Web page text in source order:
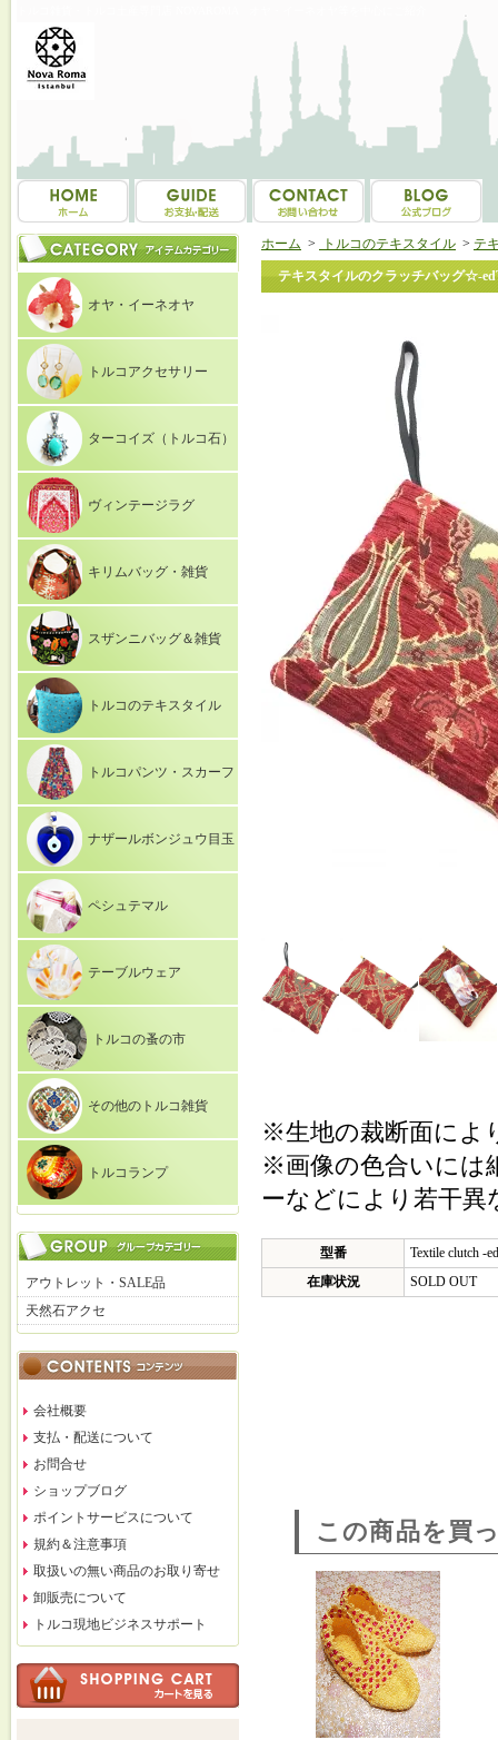
オヤ・イーネオヤ
トルコアクセサリー
ターコイズ（トルコ石）
ヴィンテージラグ
キリムバッグ・雑貨
スザンニバッグ＆雑貨
トルコのテキスタイル
トルコパンツ・スカーフ
ナザールボンジュウ目玉
ペシュテマル
テーブルウェア
トルコの蚤の市
その他のトルコ雑貨
トルコランプ
アウトレット・SALE品
天然石アクセ
会社概要
支払・配送について
お問合せ
ショップブログ
ポイントサービスについて
規約＆注意事項
取扱いの無い商品のお取り寄せ
卸販売について
トルコ現地ビジネスサポート
ホーム > トルコのテキスタイル > テ
テキスタイルのクラッチバッグ☆-
※生地の裁断面によ
※画像の色合いには
ーなどにより若干
型番
Textile clutch -
在庫状況
SOLD OUT
この商品を買